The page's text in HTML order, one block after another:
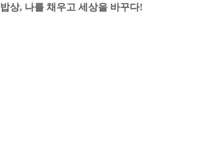
밥상, 나를 채우고 세상을 바꾸다!